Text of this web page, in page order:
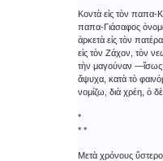
Κοντὰ εἰς τὸν παπα-
παπα-Γιάσαφος
ἀρκετὰ εἰς τὸν
εἰς τὸν Ζάχον, τὸν
τὴν μαγούναν ―ἴσως
ἄψυχα, κατὰ τὸ
νομίζω, διὰ χρέη, ὁ
*
* *
Μετὰ χρόνους